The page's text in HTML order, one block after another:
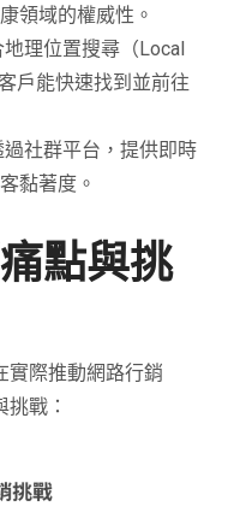
領域的權威性。
理位置搜尋（Local
戶能快速找到並前往
過社群平台，提供即時
黏著度。
點與挑
實際推動網路行銷
戰：